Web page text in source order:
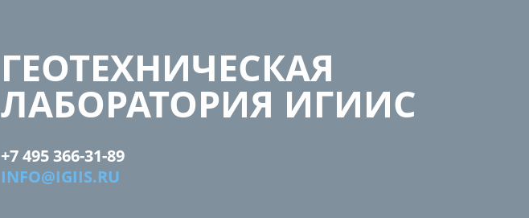
ГЕОТЕХНИЧЕСКАЯ
ЛАБОРАТОРИЯ ИГИИС
+7 495 366-31-89
INFO@IGIIS.RU